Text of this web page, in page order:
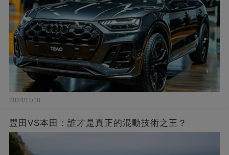
2024/11/18
豐田VS本田：誰才是真正的混動技術之王？